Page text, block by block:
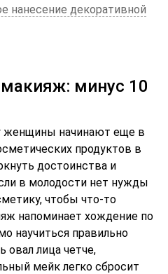
нанесение декоративной
минус 10
женщины начинают еще в
продуктов в
достоинства и
в молодости нет нужды
чтобы что-то
напоминает хождение по
научиться правильно
овал лица четче,
мейк легко сбросит